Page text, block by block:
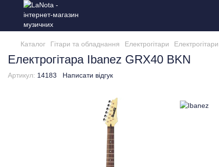
Каталог Гітари та обладнання Електрогітари
Електрогітара Ibanez GRX40 BKN
Артикул: 14183 Написати відгук